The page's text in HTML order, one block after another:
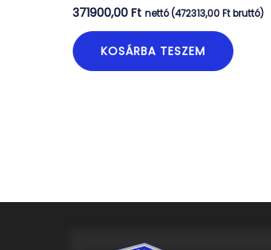
371900,00Ft nettó (472313,00 Ft bruttó)
KOSÁRBA TESZEM